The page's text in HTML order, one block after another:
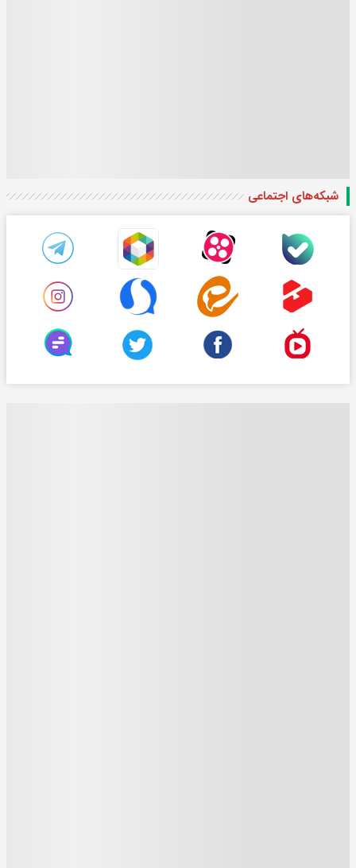
شبکه‌های اجتماعی